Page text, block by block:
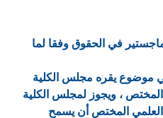
في الحقوق وفقا لما
موضوع يقره مجلس الكلية
، ويجوز لمجلس الكلية
المختص أن يسمح